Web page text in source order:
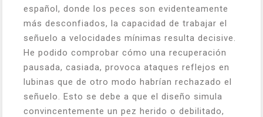
español, donde los peces son evidenteamente
más desconfiados, la capacidad de trabajar el
señuelo a velocidades mínimas resulta decisive.
He podido comprobar cómo una recuperación
pausada, casiada, provoca ataques reflejos en
lubinas que de otro modo habrían rechazado el
señuelo. Esto se debe a que el diseño simula
convincentemente un pez herido o debilitado,